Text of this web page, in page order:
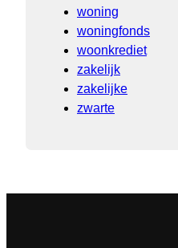
woning
woningfonds
woonkrediet
zakelijk
zakelijke
zwarte